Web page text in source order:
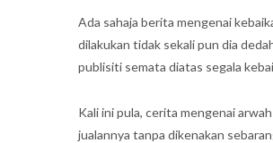
Ada sahaja berita mengenai
dilakukan tidak sekali pun dia
publisiti semata diatas segala
Kali ini pula, cerita mengenai
jualannya tanpa dikenakan